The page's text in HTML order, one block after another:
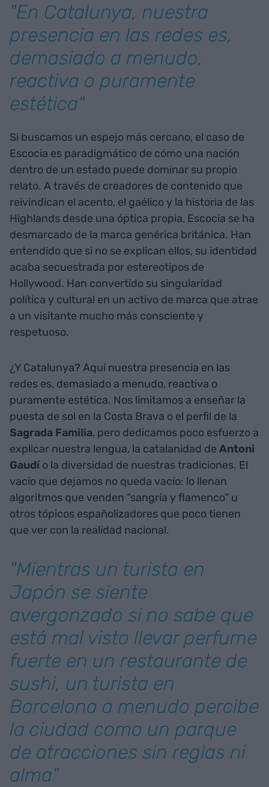
"En Catalunya, nuestra
presencia en las redes es,
demasiado a menudo,
reactiva o puramente
estética"
Si buscamos un espejo más cercano, el caso de
Escocia es paradigmático de cómo una nación
dentro de un estado puede dominar su propio
relato. A través de creadores de contenido que
reivindican el acento, el gaélico y la historia de las
Highlands desde una óptica propia, Escocia se ha
desmarcado de la marca genérica británica. Han
entendido que si no se explican ellos, su identidad
acaba secuestrada por estereotipos de
Hollywood. Han convertido su singularidad
política y cultural en un activo de marca que atrae
a un visitante mucho más consciente y
respetuoso.
¿Y Catalunya? Aquí nuestra presencia en las
redes es, demasiado a menudo, reactiva o
puramente estética. Nos limitamos a enseñar la
puesta de sol en la Costa Brava o el perfil de la
Sagrada Familia, pero dedicamos poco esfuerzo a
explicar nuestra lengua, la catalanidad de Antoni
Gaudío la diversidad de nuestras tradiciones. El
vacío que dejamos no queda vacío: lo llenan
algoritmos que venden “sangría y flamenco” u
otros tópicos españolizadores que poco tienen
que ver con la realidad nacional.
"Mientras un turista en
Japón se siente
avergonzado si no sabe que
está mal visto llevar perfume
fuerte en un restaurante de
sushi, un turista en
Barcelona a menudo percibe
la ciudad como un parque
de atracciones sin reglas ni
alma"